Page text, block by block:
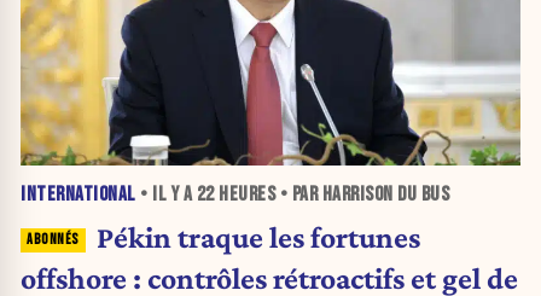
INTERNATIONAL • IL Y A 22 HEURES• PAR HARRISON DU BUS
Pékin traque les fortunes
offshore : contrôles rétroactifs et gel de